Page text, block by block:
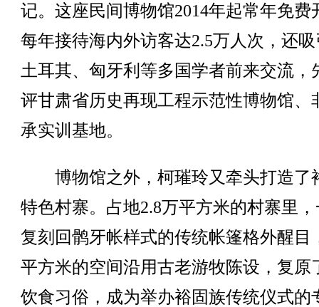
记。这座民间博物馆2014年起常年免费
每年接待海内外访客达2.5万人次，还
土耳其、匈牙利等多国学者前来交流，
评甘肃省历史再现工程示范性博物馆、
承实训基地。
博物馆之外，柯璀玲又牵头打造了
特色村寨。占地2.8万平方米的村寨里
复刻回鹘牙帐样式的传统帐篷格外醒目
平方米的空间沿用古老游牧陈设，复原
饮食习俗，成为举办裕固族传统仪式的